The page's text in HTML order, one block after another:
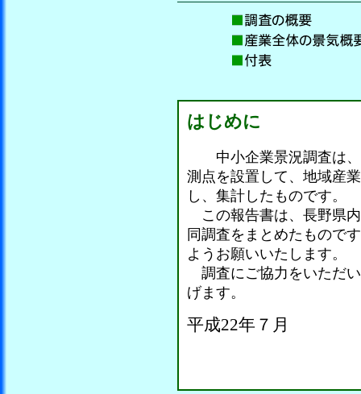
はじめに
中小企業景況調査は、
測点を設置して、地域産
し、集計したものです。
この報告書は、長野県
同調査をまとめたもので
ようお願いいたします。
調査にご協力をいただ
げます。
平成22年７月